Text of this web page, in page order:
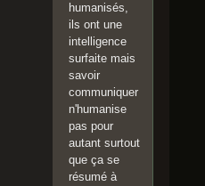
humanisés,
ils ont une
intelligence
surfaite mais
savoir
communiquer
n'humanise
pas pour
autant surtout
que ça se
résumé à